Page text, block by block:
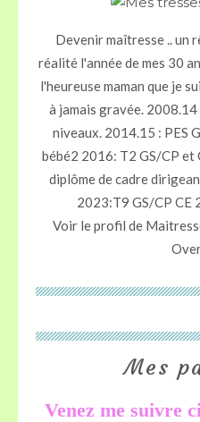
Devenir maîtresse .. un
réalité l'année de mes 30
l'heureuse maman que je
à jamais gravée.
niveaux. 2014.15 : PES
bébé2 2016: T2 GS/CP et
diplôme de cadre
2023:T9 GS/CP CE
Voir le profil de
Mes
Venez me suivre